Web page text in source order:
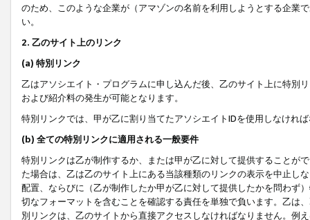
のため、このような企業が（アマゾンの名前を利用しようとする企業
い。
2. 乙のサイト上のリンク
(a) 特別リンク
乙はアソシエイト・プログラムに申し込んだ後、乙のサイト上に特別
および紹介料の発生が可能となります。
特別リンクでは、甲が乙に割り当てたアソシエイトIDを使用しなけれ
(b) 全ての特別リンクに適用される一般要件
特別リンクは乙が制作するか、または甲が乙に対して提供することが
た場合は、乙は乙のサイト上にある当該種類のリンクの表示を中止し
配置、ならびに（乙が制作したか甲が乙に対して提供したかを問わず
切なフォーマットを含むことを確認する責任を単独で負います。乙は
別リンクは、乙のサイトから直接アクセスしなければなりません。例